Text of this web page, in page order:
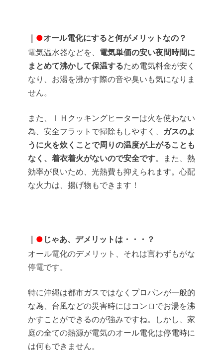
｜ ●オール電化にすると何がメリットなの？
電気温水器などを、 電気単価の安い夜間時間に
まとめて沸かして保温するため電気料金が安く
なり、お湯を沸かす際の音や臭いも気になりま
せん。
また、ＩＨクッキングヒーターは火を使わない
為、安全フラットで掃除もしやすく、 ガスのよ
うに火を炊くことで周りの温度が上がることも
なく、着衣着火がないので安全です。また、熱
効率が良いため、光熱費も抑えられます。心配
な火力は、揚げ物もできます！
｜ ● じゃあ、デメリットは・・・？
オール電化のデメリット、それは言わずもがな
停電です。
特に沖縄は都市ガスではなくプロパンが一般的
な為、台風などの災害時にはコンロでお湯を沸
かすことができるのが強みですね。しかし、家
庭の全ての熱源が電気のオール電化は停電時に
は何もできません。